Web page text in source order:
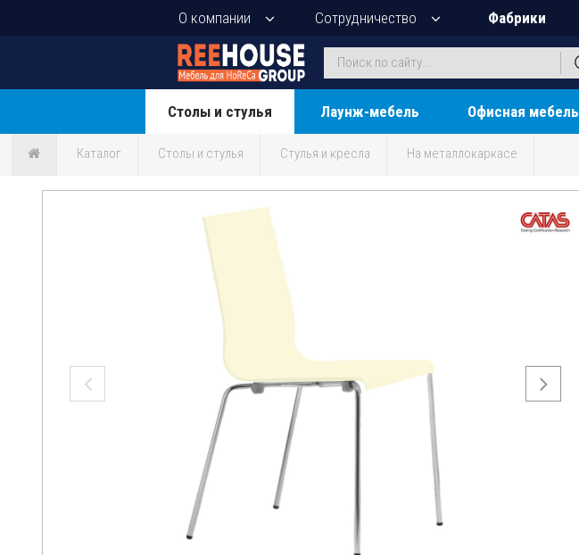
О компании Сотрудничество Фабрики
Столы и стулья Лаунж-мебель Офисная мебель
Каталог Столы и стулья Стулья и кресла На металлокаркасе